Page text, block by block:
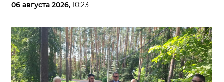
06 августа 2026, 10:23